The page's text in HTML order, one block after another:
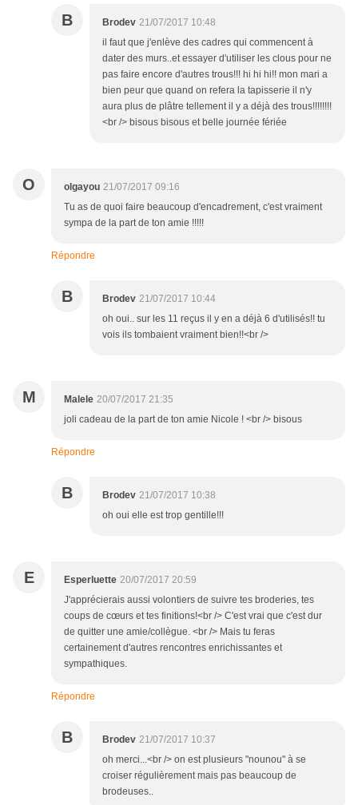
B Brodev 21/07/2017 10:48
il faut que j'enlève des cadres qui commencent à
dater des murs..et essayer d'utiliser les clous pour ne
pas faire encore d'autres trous!!! hi hi hi!! mon mari a
bien peur que quand on refera la tapisserie il n'y
aura plus de plâtre tellement il y a déjà des trous!!!!!!!!
<br /> bisous bisous et belle journée fériée
O olgayou 21/07/2017 09:16
Tu as de quoi faire beaucoup d'encadrement, c'est vraiment
sympa de la part de ton amie !!!!!
Répondre
B Brodev 21/07/2017 10:44
oh oui.. sur les 11 reçus il y en a déjà 6 d'utilisés!! tu
vois ils tombaient vraiment bien!!<br />
M Malele 20/07/2017 21:35
joli cadeau de la part de ton amie Nicole ! <br /> bisous
Répondre
B Brodev 21/07/2017 10:38
oh oui elle est trop gentille!!!
E Esperluette 20/07/2017 20:59
J'apprécierais aussi volontiers de suivre tes broderies, tes
coups de cœurs et tes finitions!<br /> C'est vrai que c'est dur
de quitter une amie/collègue. <br /> Mais tu feras
certainement d'autres rencontres enrichissantes et
sympathiques.
Répondre
B Brodev 21/07/2017 10:37
oh merci...<br /> on est plusieurs "nounou" à se
croiser régulièrement mais pas beaucoup de
brodeuses..